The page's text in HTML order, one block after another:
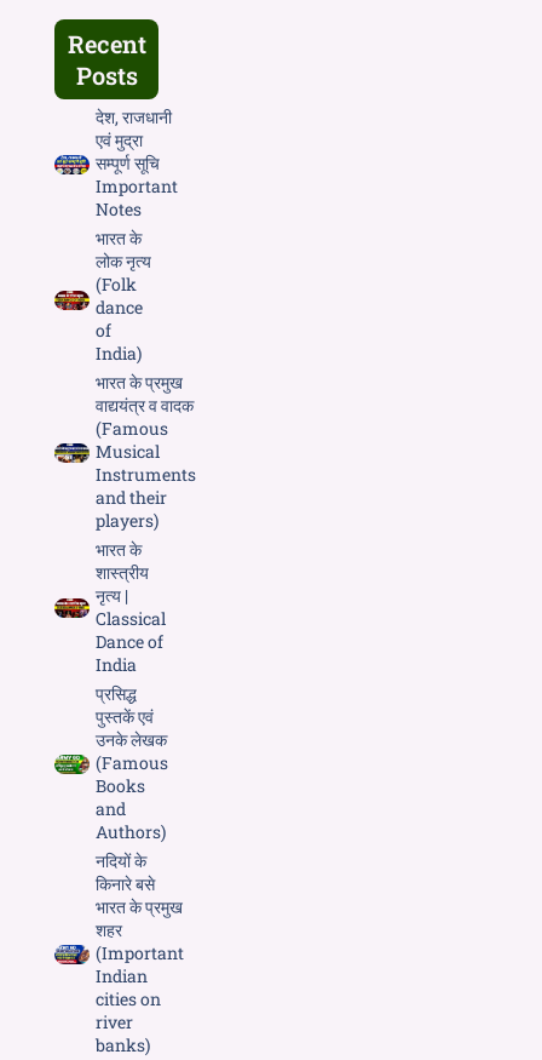
Recent
Posts
देश, राजधानी
एवं मुद्रा
सम्पूर्ण सूचि
Important
Notes
भारत के
लोक नृत्य
(Folk
dance
of
India)
भारत के प्रमुख
वाद्ययंत्र व वादक
(Famous
Musical
Instruments
and their
players)
भारत के
शास्त्रीय
नृत्य |
Classical
Dance of
India
प्रसिद्ध
पुस्तकें एवं
उनके लेखक
(Famous
Books
and
Authors)
नदियों के
किनारे बसे
भारत के प्रमुख
शहर
(Important
Indian
cities on
river
banks)